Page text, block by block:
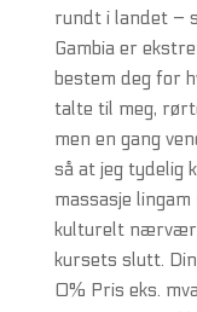
rundt i landet –
Gambia er
bestem deg for
talte til meg,
men en gang
så at jeg tydelig
massasje
kulturelt
kursets slutt.
0% Pris eks.